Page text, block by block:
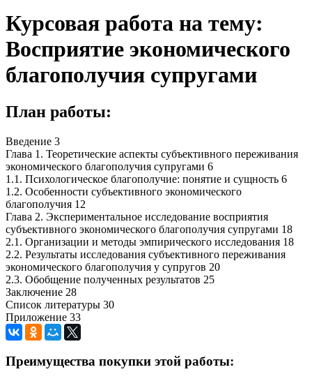
Курсовая работа на тему:
Восприятие экономического
благополучия супругами
План работы:
Введение 3
Глава 1. Теоретические аспекты субъективного переживания
экономического благополучия супругами 6
1.1. Психологическое благополучие: понятие и сущность 6
1.2. Особенности субъективного экономического
благополучия 12
Глава 2. Экспериментальное исследование восприятия
субъективного экономического благополучия супругами 18
2.1. Организации и методы эмпирического исследования 18
2.2. Результаты исследования субъективного переживания
экономического благополучия у супругов 20
2.3. Обобщение полученных результатов 25
Заключение 28
Список литературы 30
Приложение 33
Преимущества покупки этой работы: